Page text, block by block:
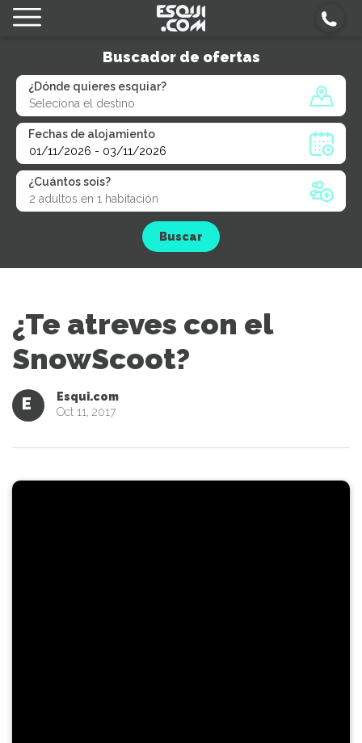
Buscador de ofertas
¿Dónde quieres esquiar?
Fechas de alojamiento
¿Cuántos sois?
Buscar
¿Te atreves con el
SnowScoot?
E
Esqui.com
Oct 11, 2017